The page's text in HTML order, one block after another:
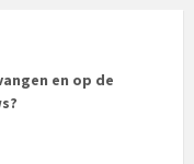
en op de